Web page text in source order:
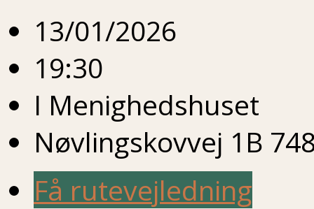
13/01/2026
19:30
I Menighedshuset
Nøvlingskovvej 1B
Få rutevejledning